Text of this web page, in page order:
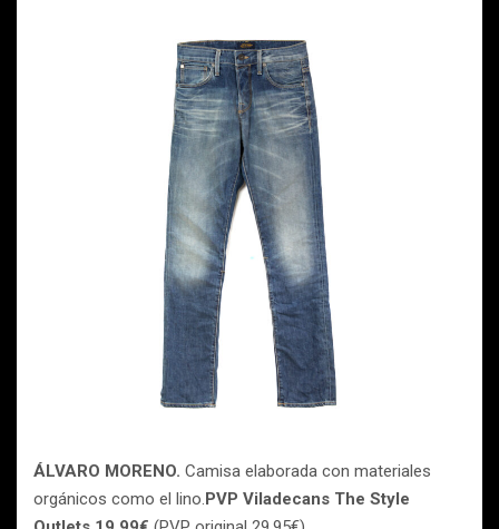
ÁLVARO MORENO. Camisa elaborada con materiales
orgánicos como el lino.PVP Viladecans The Style